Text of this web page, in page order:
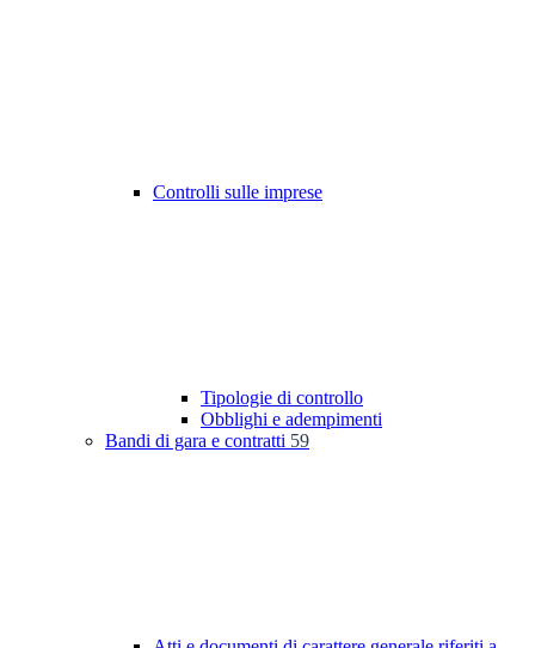
Controlli sulle imprese
Tipologie di controllo
Obblighi e adempimenti
Bandi di gara e contratti 59